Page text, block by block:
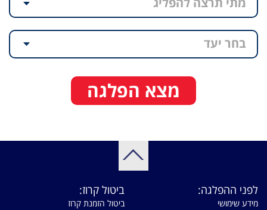
בחר יעד
מצא הפלגה
לפני ההפלגה:
מידע שימושי
ביטול קרוז:
ביטול הזמנת קרוז